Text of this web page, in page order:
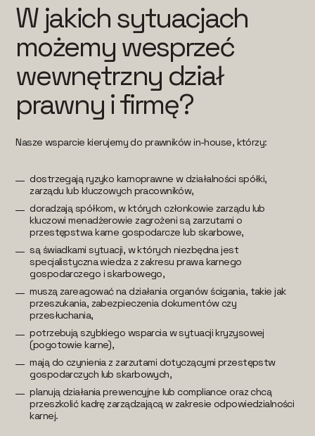
W jakich sytuacjach
możemy wesprzeć
wewnętrzny dział
prawny i firmę?
Nasze wsparcie kierujemy do prawników in-house, którzy:
dostrzegają ryzyko karnoprawne w działalności spółki,
zarządu lub kluczowych pracowników,
doradzają spółkom, w których członkowie zarządu lub
kluczowi menadżerowie zagrożeni są zarzutami o
przestępstwa karne gospodarcze lub skarbowe,
są świadkami sytuacji, w których niezbędna jest
specjalistyczna wiedza z zakresu prawa karnego
gospodarczego i skarbowego,
muszą zareagować na działania organów ścigania, takie jak
przeszukania, zabezpieczenia dokumentów czy
przesłuchania,
potrzebują szybkiego wsparcia w sytuacji kryzysowej
(pogotowie karne),
mają do czynienia z zarzutami dotyczącymi przestępstw
gospodarczych lub skarbowych,
planują działania prewencyjne lub compliance oraz chcą
przeszkolić kadrę zarządzającą w zakresie odpowiedzialności
karnej.